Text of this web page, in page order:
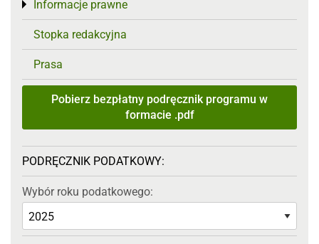
Informacje prawne
Toggle menu
Stopka redakcyjna
Prasa
Pobierz bezpłatny podręcznik programu w
formacie .pdf
PODRĘCZNIK PODATKOWY:
Wybór roku podatkowego: